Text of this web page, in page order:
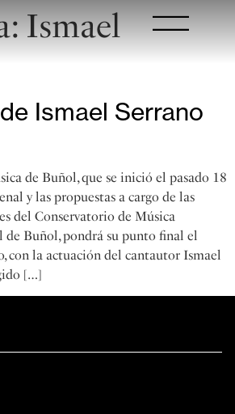
Ismael
Ismael Serrano
de Buñol, que se inició el pasado 18
y las propuestas a cargo de las
del Conservatorio de Música
de Buñol, pondrá su punto final el
con la actuación del cantautor Ismael
[…]